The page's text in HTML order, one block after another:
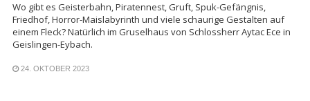
Wo gibt es Geisterbahn, Piratennest, Gruft, Spuk-Gefängnis,
Friedhof, Horror-Maislabyrinth und viele schaurige Gestalten auf
einem Fleck? Natürlich im Gruselhaus von Schlossherr Aytac Ece in
Geislingen-Eybach.
24. OKTOBER 2023